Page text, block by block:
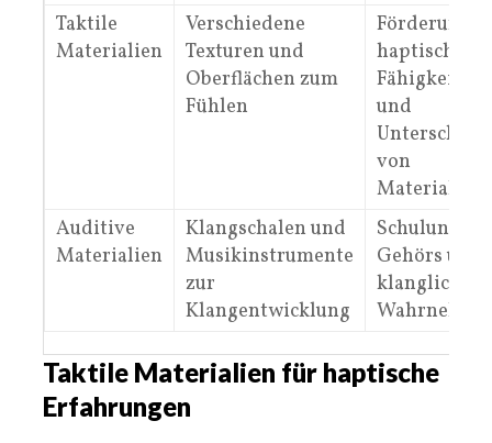
Taktile
Materialien
Verschiedene
Texturen und
Oberflächen zum
Fühlen
Förderung
haptischen
Fähigkeiten
und
von
Materialien
Auditive
Materialien
Klangschalen und
Musikinstrumente
zur
Klangentwicklung
Schulung
Gehörs und
klanglichen
Taktile Materialien für haptische
Erfahrungen